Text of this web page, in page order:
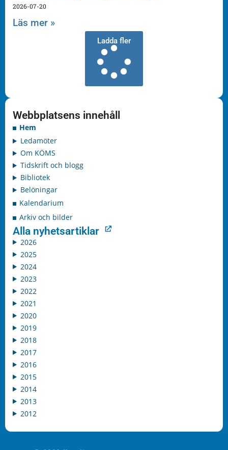
2026-07-20
Läs mer »
Ladda fler
Webbplatsens innehåll
Hem
Ledamöter
Om KÖMS
Tidskrift och blogg
Bibliotek
Belöningar
Kalendarium
Arkiv och bilder
Alla nyhetsartiklar
2026
2025
2024
2023
2022
2021
2020
2019
2018
2017
2016
2015
2014
2013
2012